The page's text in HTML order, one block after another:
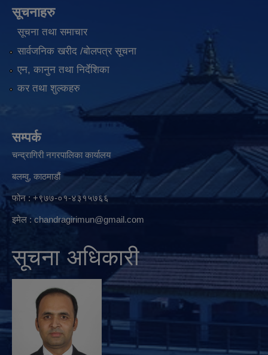
सूचनाहरु
सूचना तथा समाचार
सार्वजनिक खरीद /बोलपत्र सूचना
एन, कानुन तथा निर्देशिका
कर तथा शुल्कहरु
सम्पर्क
चन्द्रागिरी नगरपालिका कार्यालय
बलम्वु, काठमाडौं
फोन : +९७७-०१-४३१५७६६
इमेल :chandragirimun@gmail.com
सूचना अधिकारी